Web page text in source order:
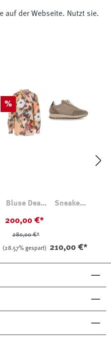
auf der Webseite. Nutzt sie.
Rabatt
%
Bluse Dear
Geblümt
200,00 €*
280,00 €*
(28.57% gespart)
Sneaker
210,00 €*